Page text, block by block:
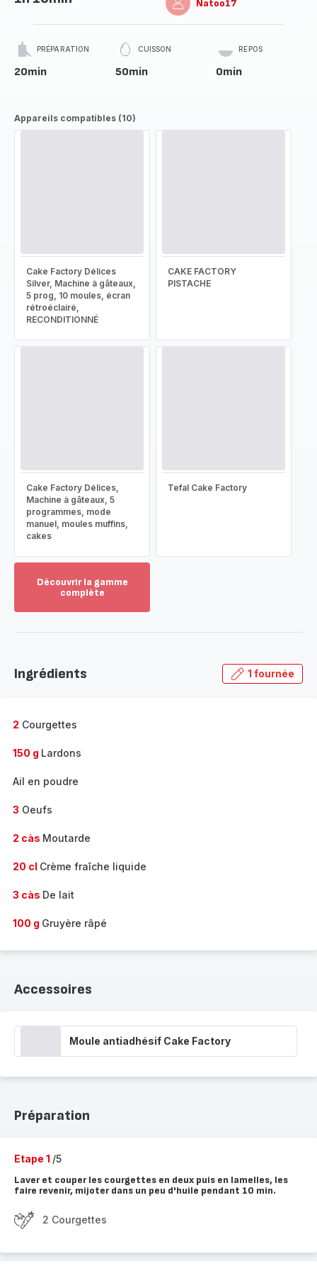
Natoo17
PRÉPARATION
20min
CUISSON
50min
REPOS
0min
Appareils compatibles (10)
Cake Factory Délices
Silver, Machine à gâteaux,
5 prog, 10 moules, écran
rétroéclairé,
RECONDITIONNÉ
CAKE FACTORY
PISTACHE
Cake Factory Délices,
Machine à gâteaux, 5
programmes, mode
manuel, moules muffins,
cakes
Tefal Cake Factory
Découvrir la gamme
complète
gamme
Ingrédients 1 fournée
2 Courgettes
150 g Lardons
Ail en poudre
3 Oeufs
2 càs Moutarde
20 cl Crème fraîche liquide
3 càs De lait
100 g Gruyère râpé
Accessoires
Moule antiadhésif Cake Factory
Préparation
Etape 1 /5
Laver et couper les courgettes en deux puis en lamelles, les
faire revenir, mijoter dans un peu d'huile pendant 10 min.
2 Courgettes